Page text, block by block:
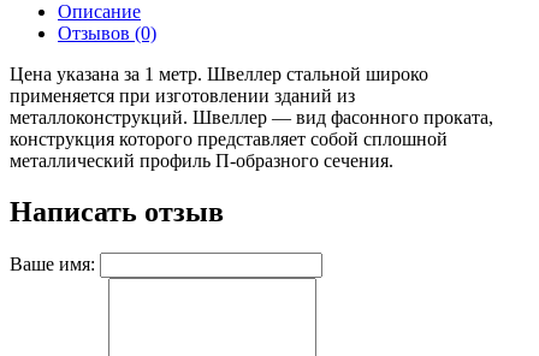
Описание
Отзывов (0)
Цена указана за 1 метр. Швеллер стальной широко
применяется при изготовлении зданий из
металлоконструкций. Швеллер — вид фасонного проката,
конструкция которого представляет собой сплошной
металлический профиль П-образного сечения.
Написать отзыв
Ваше имя: